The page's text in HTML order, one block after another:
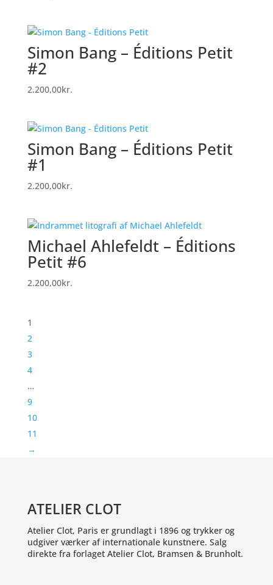
Simon Bang – Éditions Petit
#2
2.200,00kr.
Simon Bang – Éditions Petit
#1
2.200,00kr.
Michael Ahlefeldt – Éditions
Petit #6
2.200,00kr.
1
2
3
4
…
9
10
11
→
ATELIER CLOT
Atelier Clot, Paris er grundlagt i 1896 og trykker og
udgiver værker af internationale kunstnere. Salg
direkte fra forlaget Atelier Clot, Bramsen & Brunholt.